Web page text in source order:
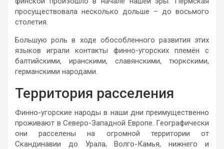
просуществовала несколько дольше – до восьмого
столетия.
Большую роль в ходе обособленного развития этих
языков играли контакты финно-угорских племён с
балтийскими, иранскими, славянскими, тюркскими,
германскими народами.
Территория расселения
Финно-угорские народы в наши дни преимущественно
проживают в Северо-Западной Европе. Географически
они расселены на огромной территории от
Скандинавии до Урала, Волго-Камья, нижнего и